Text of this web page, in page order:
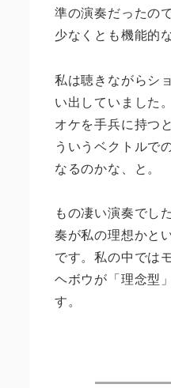
準の演奏だったの
少なくとも機能的
私は聴きながらシ
い出していました
オケを手兵に持つ
ういうベクトルで
なるのかな、と。
もの凄い演奏でし
奏が私の理想かと
です。私の中では
ヘボウが「理念型
す。